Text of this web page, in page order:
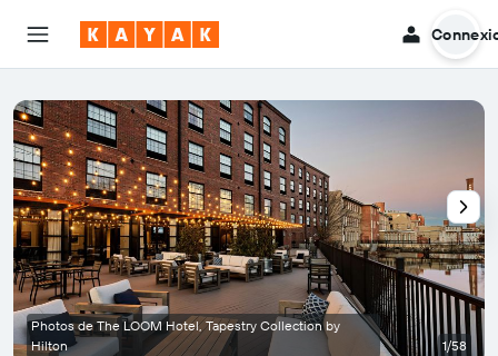
Photos de The LOOM Hotel, Tapestry Collection by
Hilton
1/58